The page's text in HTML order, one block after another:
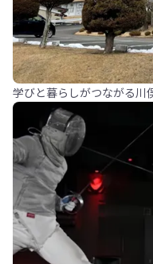
学びと暮らしがつながる川